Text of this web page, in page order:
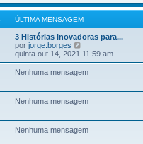
a
e
M
e
n
a
g
e
t
i
m
a
e
a
e
m
j
a
a
ú
l
i
m
a
n
s
g
e
ÚLTIMA MENSAGEM
3 Histórias inovadoras para...
por jorge.borges
e
j
a
l
t
m
a
quinta out 14, 2021 11:59 am
Nenhuma mensagem
Nenhuma mensagem
Nenhuma mensagem